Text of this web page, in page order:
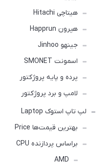
هیتاچی Hitachi
هپرون Happrun
جینهو Jinhoo
اسمونت SMONET
پرده و پایه پروژکتور
لامپ و برد پروژکتور
لپ تاپ استوک Laptop
بهترین قیمت‌ها Price
براساس پردازنده CPU
AMD